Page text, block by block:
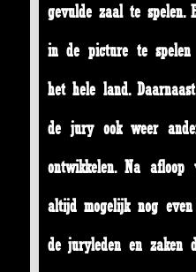
gevulde zaal te
in de picture te
het hele land.
de jury ook weer
ontwikkelen. Na
altijd mogelijk nog
de juryleden en zaken